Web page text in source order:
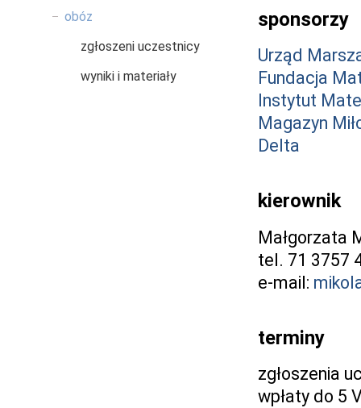
obóz
zgłoszeni uczestnicy
wyniki i materiały
sponsorzy
Urząd
Fundacja
Instytut
Magazyn
Delta
kierownik
Małgorzata
tel. 71 3757
e-mail:
terminy
zgłoszenia
wpłaty do 5